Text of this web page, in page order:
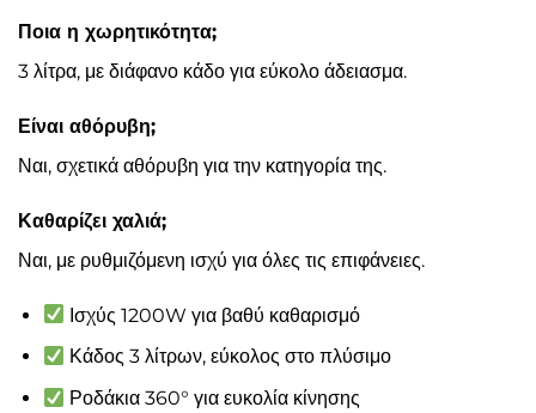
Ποια η χωρητικότητα;
3 λίτρα, με διάφανο κάδο για εύκολο άδειασμα.
Είναι αθόρυβη;
Ναι, σχετικά αθόρυβη για την κατηγορία της.
Καθαρίζει χαλιά;
Ναι, με ρυθμιζόμενη ισχύ για όλες τις επιφάνειες.
Ισχύς 1200W για βαθύ καθαρισμό
Κάδος 3 λίτρων, εύκολος στο πλύσιμο
Ροδάκια 360° για ευκολία κίνησης